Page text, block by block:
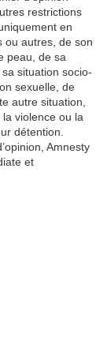
restrictions
en
ou autres, de son
peau, de sa
situation socio-
sexuelle, de
autre situation,
violence ou la
détention.
Amnesty
et